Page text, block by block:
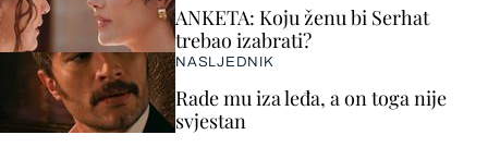
ANKETA: Koju ženu bi Serhat
trebao izabrati?
NASLJEDNIK
Rade mu iza leđa, a on toga nije
svjestan